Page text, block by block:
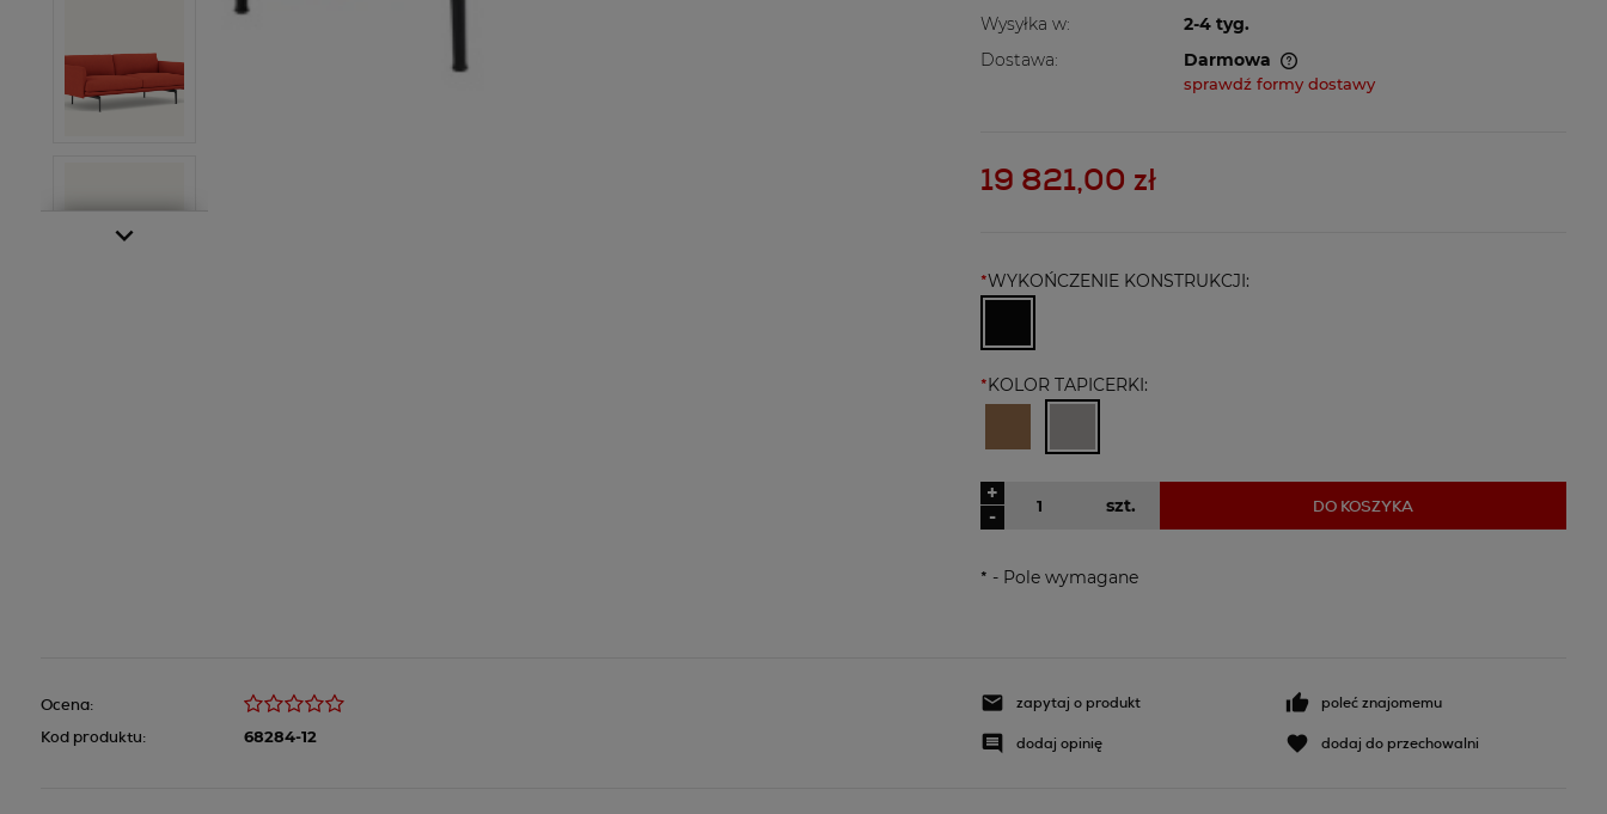
Wysyłka w:
2-4 tyg.
Dostawa:
Darmowa
sprawdź formy dostawy
19 821,00 zł
*WYKOŃCZENIE KONSTRUKCJI:
*KOLOR TAPICERKI:
-
+
szt. DO KOSZYKA
* - Pole wymagane
Ocena:
Kod produktu:
68284-12
zapytaj o produkt poleć znajomemu
dodaj opinię dodaj do przechowalni